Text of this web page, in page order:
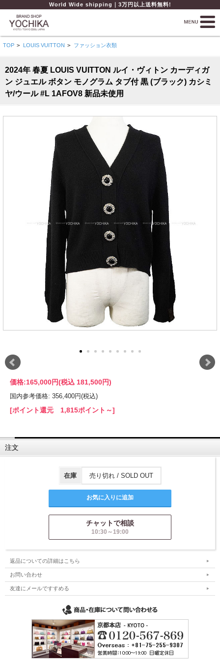
World Wide shipping｜3万円以上送料無料!
TOP > LOUIS VUITTON > ファッション衣類
2024年 春夏 LOUIS VUITTON ルイ・ヴィトン カーディガ
ン ジュエル ボタン モノグラム タブ付 黒 (ブラック) カシミ
ヤ/ウール #L 1AFOV8 新品未使用
価格:165,000円(税込 181,500円)
国内参考価格: 356,400円(税込)
[ポイント還元 1,815ポイント～]
注文
在庫 売り切れ / SOLD OUT
チャットで相談
10:30～19:00
返品についての詳細はこちら
お問い合わせ
友達にメールですすめる